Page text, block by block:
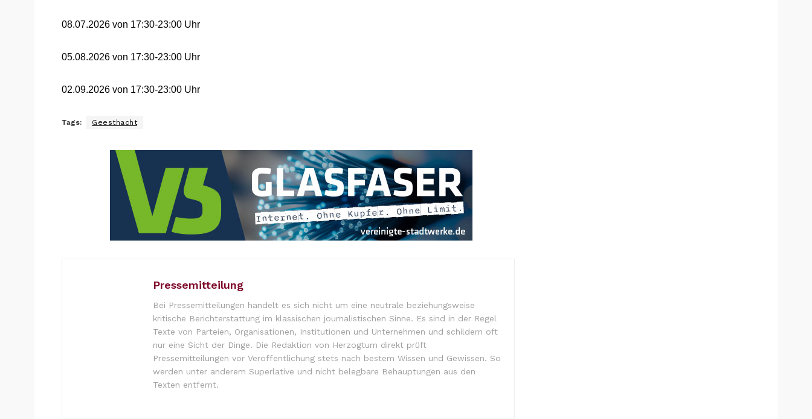
08.07.2026 von 17:30-23:00 Uhr
05.08.2026 von 17:30-23:00 Uhr
02.09.2026 von 17:30-23:00 Uhr
Tags: Geesthacht
Pressemitteilung
Bei Pressemitteilungen handelt es sich nicht um eine neutrale beziehungsweise
kritische Berichterstattung im klassischen journalistischen Sinne. Es sind in der Regel
Texte von Parteien, Organisationen, Institutionen und Unternehmen und schildern oft
nur eine Sicht der Dinge. Die Redaktion von Herzogtum direkt prüft
Pressemitteilungen vor Veröffentlichung stets nach bestem Wissen und Gewissen. So
werden unter anderem Superlative und nicht belegbare Behauptungen aus den
Texten entfernt.